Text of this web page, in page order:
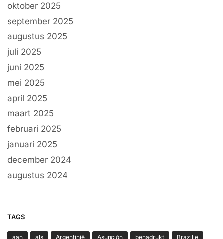
oktober 2025
september 2025
augustus 2025
juli 2025
juni 2025
mei 2025
april 2025
maart 2025
februari 2025
januari 2025
december 2024
augustus 2024
TAGS
aan als Argentinië Asunción benadrukt
Brazilië